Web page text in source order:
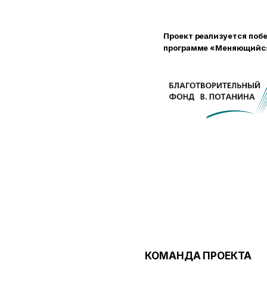
Проект реализуется
программе
КОМАНДА ПРОЕКТА